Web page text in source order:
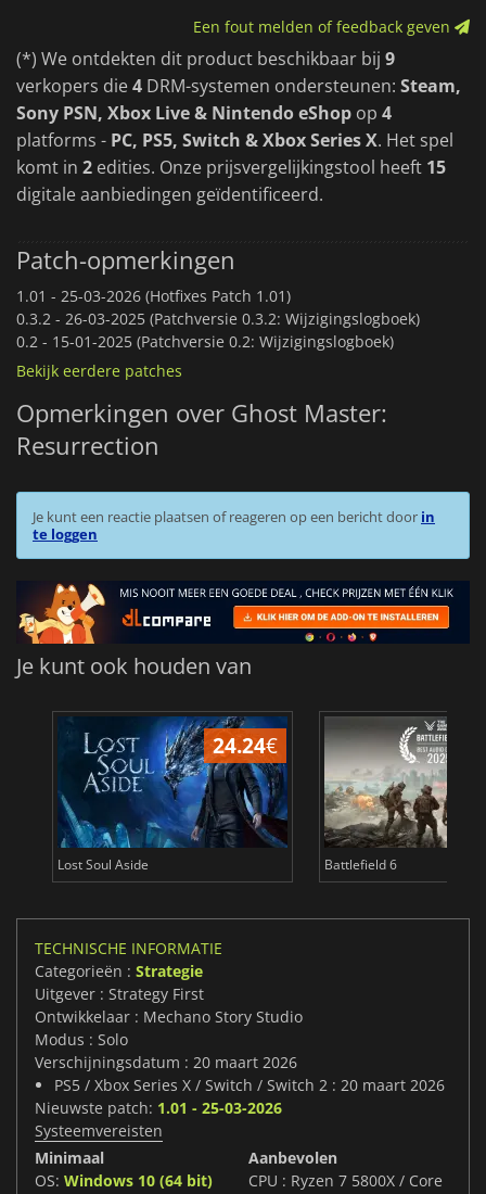
Een fout melden of feedback geven
(*) We ontdekten dit product beschikbaar bij 9
verkopers die4 DRM-systemen ondersteunen: Steam,
Sony PSN, Xbox Live & Nintendo eShop op 4
platforms - PC, PS5, Switch & Xbox Series X. Het spel
komt in 2 edities. Onze prijsvergelijkingstool heeft 15
digitale aanbiedingen geïdentificeerd.
Patch-opmerkingen
1.01 - 25-03-2026 (Hotfixes Patch 1.01)
0.3.2 - 26-03-2025 (Patchversie 0.3.2: Wijzigingslogboek)
0.2 - 15-01-2025 (Patchversie 0.2: Wijzigingslogboek)
Bekijk eerdere patches
Opmerkingen over Ghost Master:
Resurrection
Je kunt een reactie plaatsen of reageren op een bericht door in
te loggen
Je kunt ook houden van
24.24€
Lost Soul Aside Battlefield 6
TECHNISCHE INFORMATIE
Categorieën : Strategie
Uitgever : Strategy First
Ontwikkelaar : Mechano Story Studio
Modus : Solo
Verschijningsdatum : 20 maart 2026
PS5 / Xbox Series X / Switch / Switch 2 : 20 maart 2026
Nieuwste patch: 1.01 - 25-03-2026
Systeemvereisten
Minimaal
OS: Windows 10 (64 bit)
Aanbevolen
CPU : Ryzen 7 5800X / Core